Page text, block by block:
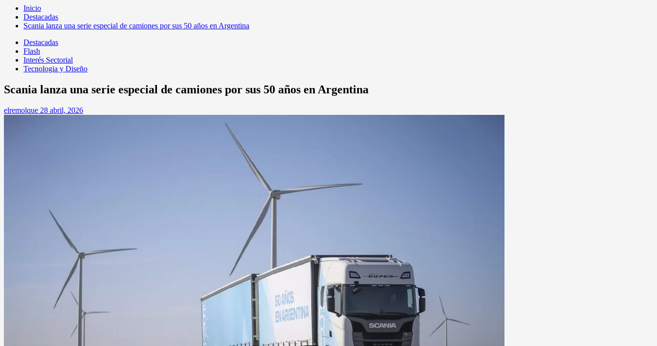
Inicio
Destacadas
Scania lanza una serie especial de camiones por sus 50 años en Argentina
Destacadas
Flash
Interés Sectorial
Tecnologia y Diseño
Scania lanza una serie especial de camiones por sus 50 años en Argentina
elremolque 28 abril, 2026